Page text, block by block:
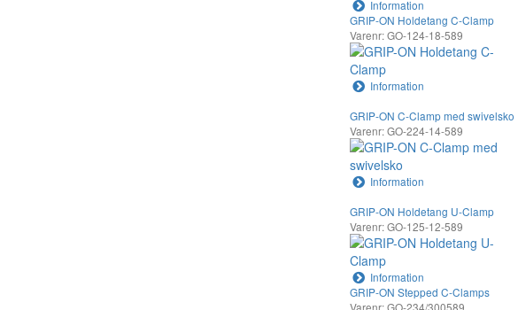
Information
GRIP-ON Holdetang C-Clamp
Varenr: GO-124-18-589
Information
GRIP-ON C-Clamp med swivelsko
Varenr: GO-224-14-589
Information
GRIP-ON Holdetang U-Clamp
Varenr: GO-125-12-589
Information
GRIP-ON Stepped C-Clamps
Varenr: GO-234/300589